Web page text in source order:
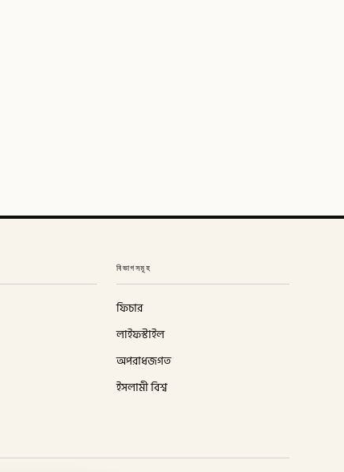
বিভাগসমূহ
ফিচার
লাইফস্টাইল
অপরাধজগত
ইসলামী বিশ্ব